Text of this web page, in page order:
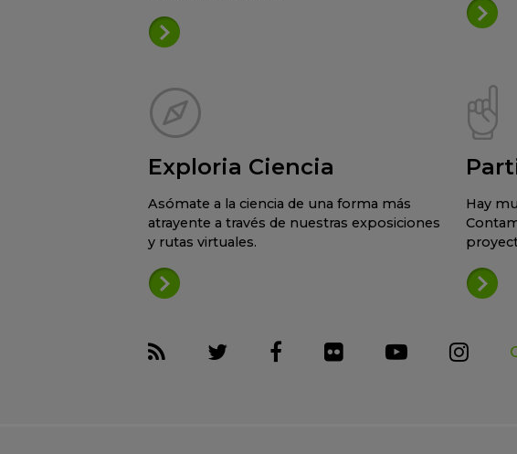
Exploria Ciencia
Asómate a la ciencia de una forma más
atrayente a través de nuestras exposiciones
y rutas virtuales.
Hay